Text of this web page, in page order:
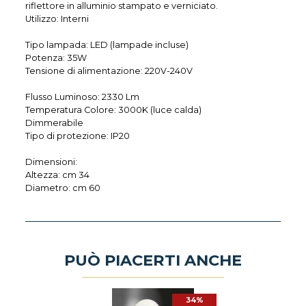
riflettore in alluminio stampato e verniciato.
Utilizzo: Interni
Tipo lampada: LED (lampade incluse)
Potenza: 35W
Tensione di alimentazione: 220V-240V
Flusso Luminoso: 2330 Lm
Temperatura Colore: 3000K (luce calda)
Dimmerabile
Tipo di protezione: IP20
Dimensioni:
Altezza: cm 34
Diametro: cm 60
PUÒ PIACERTI ANCHE
34%